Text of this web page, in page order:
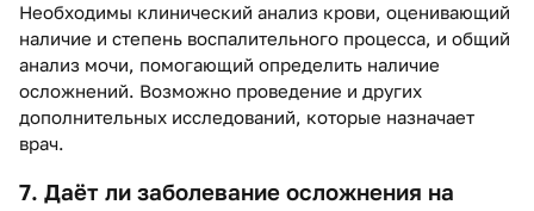
Необходимы клинический анализ крови, оценивающий
наличие и степень воспалительного процесса, и общий
анализ мочи, помогающий определить наличие
осложнений. Возможно проведение и других
дополнительных исследований, которые назначает
врач.
7. Даёт ли заболевание осложнения на